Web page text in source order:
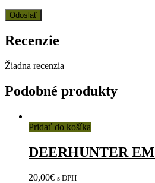
Recenzie
Žiadna recenzia
Podobné produkty
Pridať do košíka
DEERHUNTER
20,00€ s DPH